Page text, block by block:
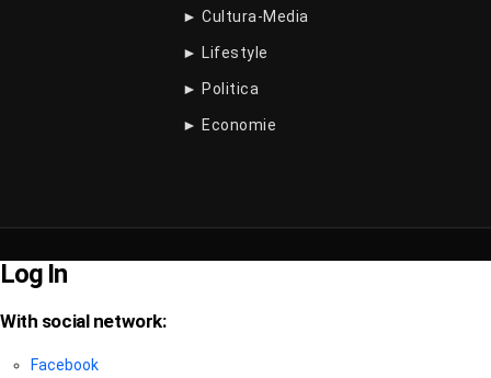
► Cultura-Media
► Lifestyle
► Politica
► Economie
Log In
With social network:
Facebook